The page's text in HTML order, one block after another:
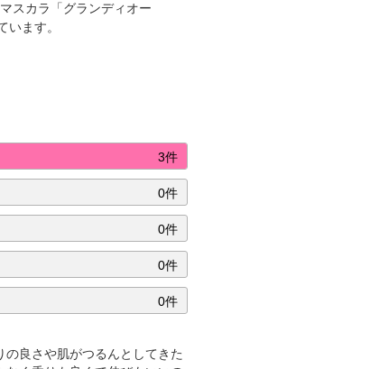
スカラ「グランディオー
ます。
3件
0件
0件
0件
0件
良さや肌がつるんとしてきた